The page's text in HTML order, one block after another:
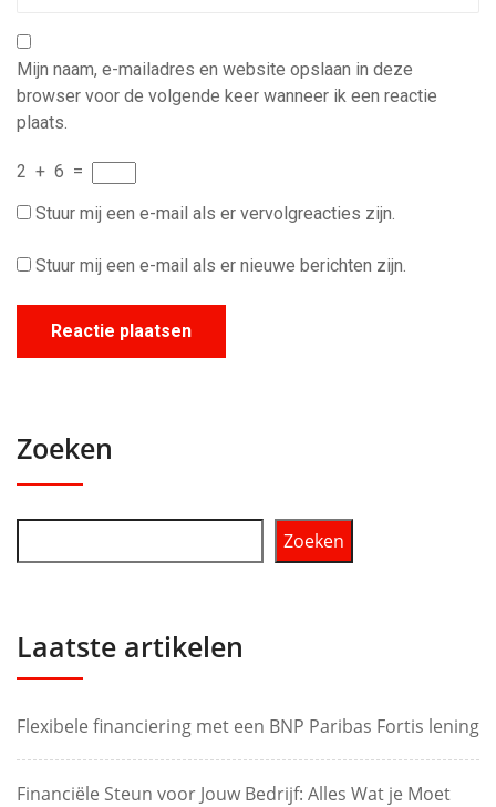
Mijn naam, e-mailadres en website opslaan in deze
browser voor de volgende keer wanneer ik een reactie
plaats.
2 + 6 =
Stuur mij een e-mail als er vervolgreacties zijn.
Stuur mij een e-mail als er nieuwe berichten zijn.
Zoeken
Zoeken
Laatste artikelen
Flexibele financiering met een BNP Paribas Fortis lening
Financiële Steun voor Jouw Bedrijf: Alles Wat je Moet